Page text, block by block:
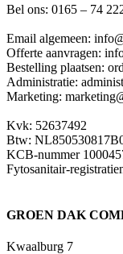
Bel ons: 0165 – 74
Email algemeen:
Offerte aanvragen:
Bestelling plaatsen:
Administratie:
Marketing:
Kvk: 52637492
Btw:
KCB-nummer
Fytosanitair-
GROEN DAK
Kwaalburg 7